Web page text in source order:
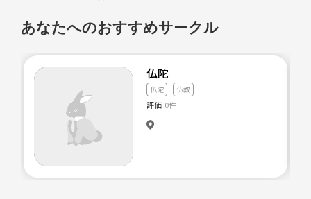
あなたへのおすすめサークル
仏陀
仏陀 仏教
評価 0件